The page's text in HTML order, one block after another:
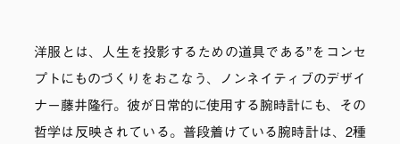
洋服とは、人生を投影するための道具である”をコンセ
プトにものづくりをおこなう、ノンネイティブのデザイ
ナー藤井隆行。彼が日常的に使用する腕時計にも、その
哲学は反映されている。普段着けている腕時計は、2種